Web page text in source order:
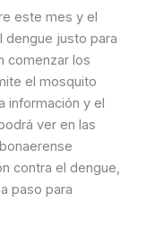
este mes y el
dengue justo para
comenzar los
el mosquito
información y el
ver en las
contra el dengue,
paso para